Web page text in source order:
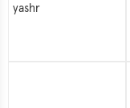
yashr